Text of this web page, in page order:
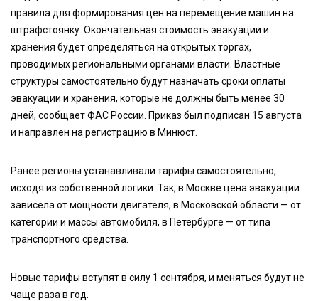
правила для формирования цен на перемещение машин на
штрафстоянку. Окончательная стоимость эвакуации и
хранения будет определяться на открытых торгах,
проводимых региональными органами власти. Властные
структуры самостоятельно будут назначать сроки оплаты
эвакуации и хранения, которые не должны быть менее 30
дней, сообщает ФАС России. Приказ был подписан 15 августа
и направлен на регистрацию в Минюст.
Ранее регионы устанавливали тарифы самостоятельно,
исходя из собственной логики. Так, в Москве цена эвакуации
зависела от мощности двигателя, в Московской области — от
категории и массы автомобиля, в Петербурге — от типа
транспортного средства.
Новые тарифы вступят в силу 1 сентября, и меняться будут не
чаще раза в год.